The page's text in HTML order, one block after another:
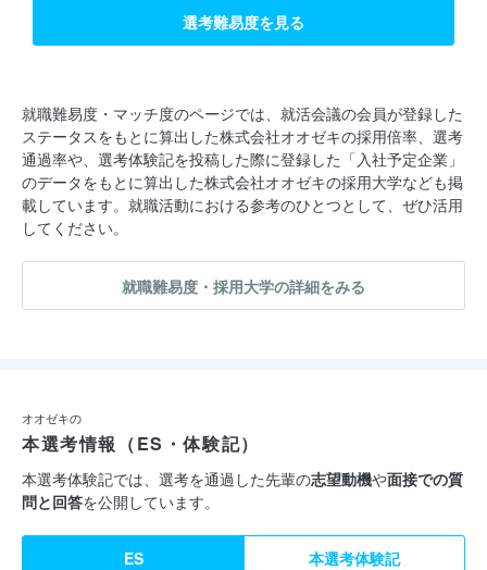
選考難易度を見る
就職難易度・マッチ度のページでは、就活会議の会員が登録した
ステータスをもとに算出した株式会社オオゼキの採用倍率、選考
通過率や、選考体験記を投稿した際に登録した「入社予定企業」
のデータをもとに算出した株式会社オオゼキの採用大学なども掲
載しています。就職活動における参考のひとつとして、ぜひ活用
してください。
就職難易度・採用大学の詳細をみる
オオゼキの
本選考情報（ES・体験記）
本選考体験記では、選考を通過した先輩の志望動機や面接での質
問と回答を公開しています。
ES 本選考体験記